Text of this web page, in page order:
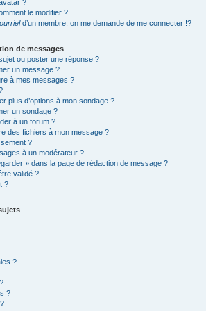
?
le modifier ?
d’un membre, on me demande de me connecter !?
de messages
ou poster une réponse ?
un message ?
à mes messages ?
plus d’options à mon sondage ?
un sondage ?
à un forum ?
des fichiers à mon message ?
?
à un modérateur ?
» dans la page de rédaction de message ?
validé ?
?
?
?